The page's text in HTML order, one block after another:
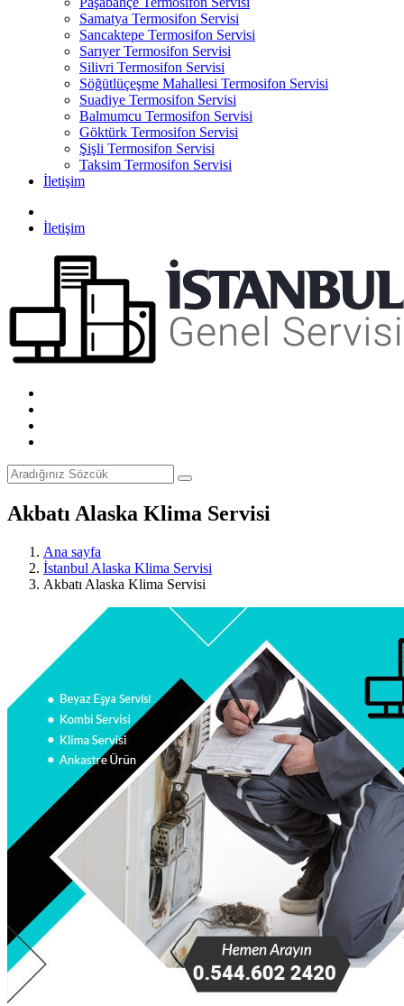
Samatya Termosifon Servisi
Sancaktepe Termosifon Servisi
Sarıyer Termosifon Servisi
Silivri Termosifon Servisi
Söğütlüçeşme Mahallesi Termosifon Servisi
Suadiye Termosifon Servisi
Balmumcu Termosifon Servisi
Göktürk Termosifon Servisi
Şişli Termosifon Servisi
Taksim Termosifon Servisi
İletişim
İletişim
Akbatı Alaska Klima Servisi
Ana sayfa
İstanbul Alaska Klima Servisi
Akbatı Alaska Klima Servisi